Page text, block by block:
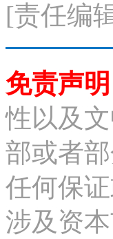
[责任编
免责声明
性以及
部或者
任何保
涉及资